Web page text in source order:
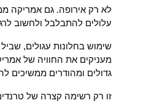
לא רק אירופה. גם אמריקה
עלולים להתבלבל ולחשוב
שימוש בחלונות עגולים,
מעניקים את החוויה של
גדולים ומהודרים ממשיכים
זו רק רשימה קצרה של